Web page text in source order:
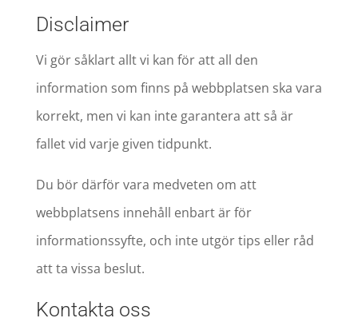
Disclaimer
Vi gör såklart allt vi kan för att all den
information som finns på webbplatsen ska vara
korrekt, men vi kan inte garantera att så är
fallet vid varje given tidpunkt.
Du bör därför vara medveten om att
webbplatsens innehåll enbart är för
informationssyfte, och inte utgör tips eller råd
att ta vissa beslut.
Kontakta oss